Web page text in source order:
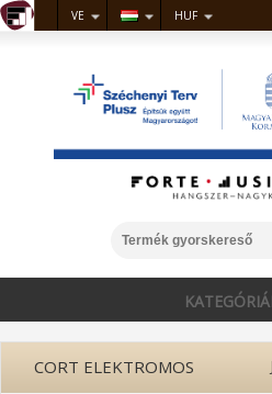
VE HUF
CORT ELEKTROMOS